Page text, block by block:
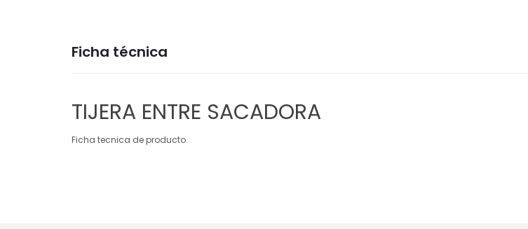
Ficha técnica
TIJERA ENTRE SACADORA
Ficha tecnica de producto.